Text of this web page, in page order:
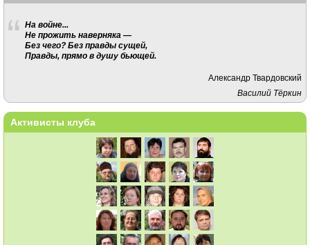
На войне...
Не прожить наверняка —
Без чего? Без правды сущей,
Правды, прямо в душу бьющей.
Александр Твардовский
Василий Тёркин
Активисты клуба